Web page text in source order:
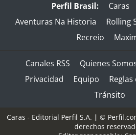
Perfil Brasil: Caras
Aventuras Na Historia
Rolling
Recreio
Canales RSS Quienes
Privacidad
Equipo
Tránsito
Caras - Editorial Perfil S.A. | ©
derechos